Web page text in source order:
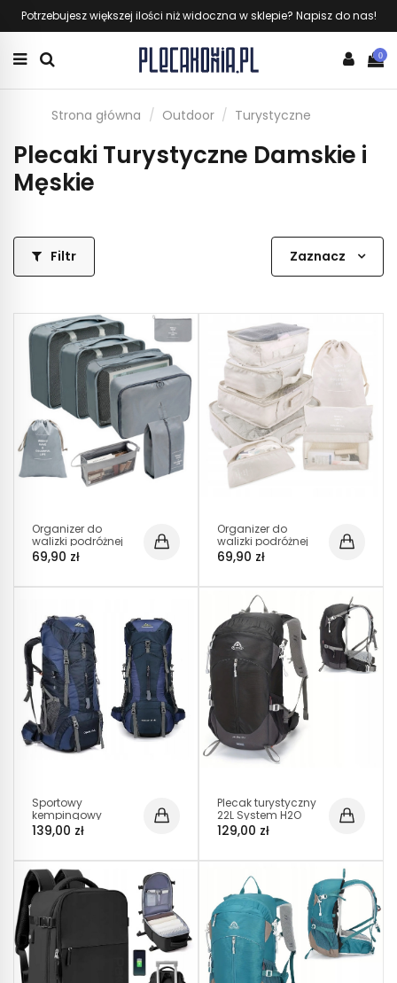
Potrzebujesz większej ilości niż widoczna w sklepie? Napisz do nas!
0
Strona główna Outdoor Turystyczne
Plecaki Turystyczne Damskie i
Męskie
Filtr Zaznacz
Organizer do
walizki podróżnej
SZARY zestaw
podróżny lekki
69,90 zł
Organizer do
walizki podróżnej
BEŻOWY zestaw
podróżny na
69,90 zł
Sportowy
kempingowy
plecak turystyczny
duży trekking 70l
(I008)
139,00 zł
Plecak turystyczny
22L System H2O
Pokrowiec Air back
Lekki pojemny I013
129,00 zł